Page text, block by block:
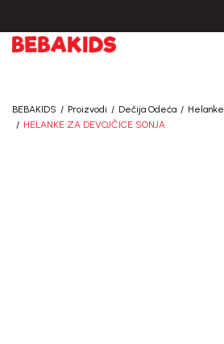
BEBAKIDS Proizvodi Dečija Odeća Helanke
HELANKE ZA DEVOJČICE SONJA